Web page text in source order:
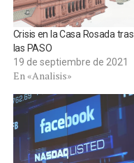
Crisis en la Casa Rosada tras
las PASO
19 de septiembre de 2021
En «Analisis»